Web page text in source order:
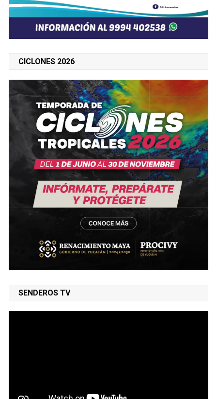
CICLONES 2026
SENDEROS TV